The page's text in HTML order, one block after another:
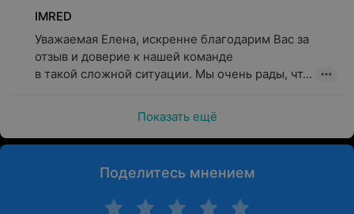
IMRED
Уважаемая Елена, искренне благодарим Вас за
отзыв и доверие к нашей команде
в такой сложной ситуации. Мы очень рады, чт...
Показать ещё
Поделитесь мнением